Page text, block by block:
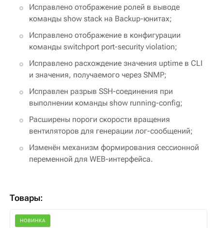
Исправлено отображение ролей в выводе
команды show stack на Backup-юнитах;
Исправлено отображение в конфигурации
команды switchport port-security violation;
Исправлено расхождение значения uptime в CLI
и значения, получаемого через SNMP;
Исправлен разрыв SSH-соединения при
выполнении команды show running-config;
Расширены пороги скорости вращения
вентиляторов для генерации лог-сообщений;
Изменён механизм формирования сессионной
переменной для WEB-интерфейса.
Товары:
НОВИНКА